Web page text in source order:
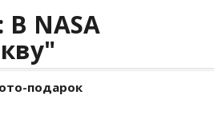
NASA
подарок